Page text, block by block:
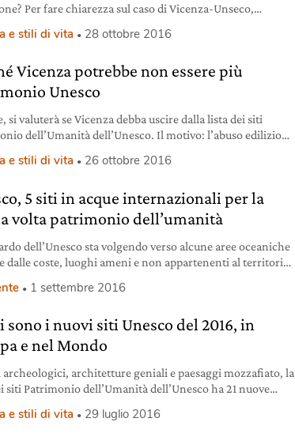
Per fare chiarezza sul caso di Vicenza-Unseco,
e stili di vita 28 ottobre 2016
Vicenza potrebbe non essere più
Unesco
se Vicenza debba uscire dalla lista dei siti
dell’Umanità dell’Unesco. Il motivo: l’abuso edilizio
e stili di vita 26 ottobre 2016
5 siti in acque internazionali per la
volta patrimonio dell’umanità
dell’Unesco sta volgendo verso alcune aree oceaniche
dalle coste, luoghi ameni e non appartenenti al territorio
di patrimoni dell’umanità che comprenderà cinque
di specie rare di coralli e altre perché sono luogo di
1 settembre 2016
sono i nuovi siti Unesco del 2016, in
e nel Mondo
archeologici, architetture geniali e paesaggi mozzafiato, la
siti Patrimonio dell’Umanità dell’Unesco ha 21 nuove
e stili di vita 29 luglio 2016